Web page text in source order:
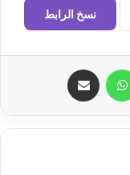
نسخ الرابط
واتساب